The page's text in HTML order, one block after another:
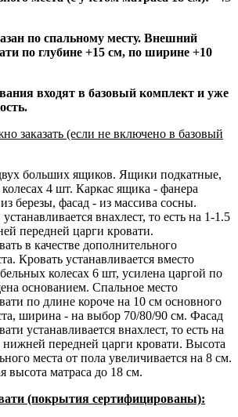
по спальному месту. Внешний
по глубине +15 см, по ширине +10
входят в базовый комплект и уже
заказать (если не включено в базовый
больших ящиков. Ящики подкатные,
4 шт. Каркас ящика - фанера
из березы, фасад - из массива сосны.
внахлест, то есть на 1-1.5
передней царги кровати.
в качестве дополнительного
Кровать устанавливается вместо
колесах 6 шт, усилена царгой по
основанием. Спальное место
по длине короче на 10 см основного
ширина - на выбор 70/80/90 см. Фасад
устанавливается внахлест, то есть на
передней царги кровати. Высота
места от пола увеличивается на 8 см.
высота матраса до 18 см.
(покрытия сертифицированы):